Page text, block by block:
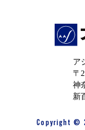
ア
〒
神
新
Copyright ©